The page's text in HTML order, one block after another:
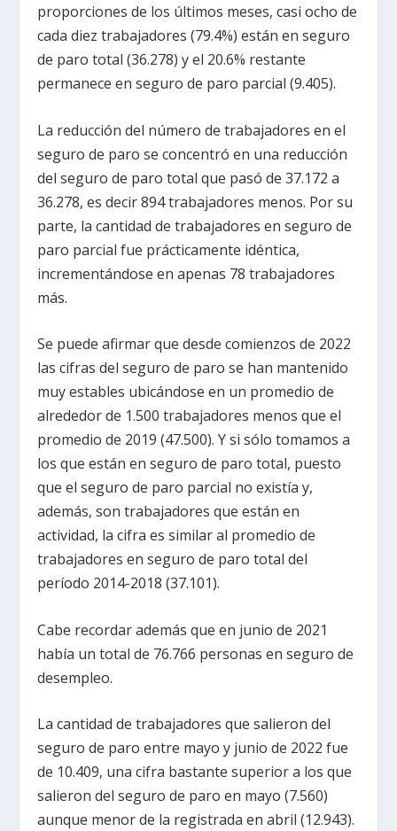
proporciones de los últimos meses, casi ocho de
cada diez trabajadores (79.4%) están en seguro
de paro total (36.278) y el 20.6% restante
permanece en seguro de paro parcial (9.405).
La reducción del número de trabajadores en el
seguro de paro se concentró en una reducción
del seguro de paro total que pasó de 37.172 a
36.278, es decir 894 trabajadores menos. Por su
parte, la cantidad de trabajadores en seguro de
paro parcial fue prácticamente idéntica,
incrementándose en apenas 78 trabajadores
más.
Se puede afirmar que desde comienzos de 2022
las cifras del seguro de paro se han mantenido
muy estables ubicándose en un promedio de
alrededor de 1.500 trabajadores menos que el
promedio de 2019 (47.500). Y si sólo tomamos a
los que están en seguro de paro total, puesto
que el seguro de paro parcial no existía y,
además, son trabajadores que están en
actividad, la cifra es similar al promedio de
trabajadores en seguro de paro total del
período 2014-2018 (37.101).
Cabe recordar además que en junio de 2021
había un total de 76.766 personas en seguro de
desempleo.
La cantidad de trabajadores que salieron del
seguro de paro entre mayo y junio de 2022 fue
de 10.409, una cifra bastante superior a los que
salieron del seguro de paro en mayo (7.560)
aunque menor de la registrada en abril (12.943).